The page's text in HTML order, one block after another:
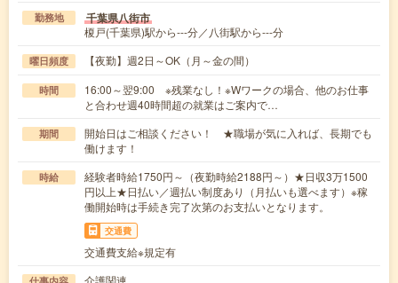
勤務地 千葉県八街市
榎戸(千葉県)駅から---分／八街駅から---分
曜日頻度 【夜勤】週2日～OK（月～金の間）
時間
16:00～翌9:00 ※残業なし！※Wワークの場合、他のお仕事
と合わせ週40時間超の就業はご案内で…
期間
開始日はご相談ください！ ★職場が気に入れば、長期でも
働けます！
時給
経験者時給1750円～（夜勤時給2188円～）★日収3万1500
円以上★日払い／週払い制度あり（月払いも選べます）※稼
働開始時は手続き完了次第のお支払いとなります。
交通費
交通費支給※規定有